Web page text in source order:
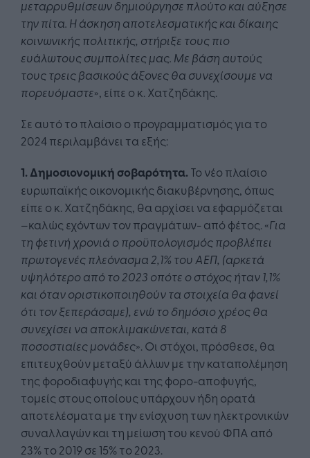
μεταρρυθμίσεων δημιούργησε πλούτο και αύξησε
την πίτα. Η άσκηση αποτελεσματικής και δίκαιης
κοινωνικής πολιτικής, στήριξε τους πιο
ευάλωτους συμπολίτες μας. Με βάση αυτούς
τους τρεις βασικούς άξονες θα συνεχίσουμε να
πορευόμαστε», είπε ο κ. Χατζηδάκης.
Σε αυτό το πλαίσιο ο προγραμματισμός για το
2024 περιλαμβάνει τα εξής:
1. Δημοσιονομική σοβαρότητα.Το νέο πλαίσιο
ευρωπαϊκής οικονομικής διακυβέρνησης, όπως
είπε ο κ. Χατζηδάκης, θα αρχίσει να εφαρμόζεται
–καλώς εχόντων τον πραγμάτων- από φέτος. «Για
τη φετινή χρονιά ο προϋπολογισμός προβλέπει
πρωτογενές πλεόνασμα 2,1% του ΑΕΠ, (αρκετά
υψηλότερο από το 2023 οπότε ο στόχος ήταν 1,1%
και όταν οριστικοποιηθούν τα στοιχεία θα φανεί
ότι τον ξεπεράσαμε), ενώ το δημόσιο χρέος θα
συνεχίσει να αποκλιμακώνεται, κατά 8
ποσοστιαίες μονάδες». Οι στόχοι, πρόσθεσε, θα
επιτευχθούν μεταξύ άλλων με την καταπολέμηση
της φοροδιαφυγής και της φορο-αποφυγής,
τομείς στους οποίους υπάρχουν ήδη ορατά
αποτελέσματα με την ενίσχυση των ηλεκτρονικών
συναλλαγών και τη μείωση του κενού ΦΠΑ από
23% το 2019 σε 15% το 2023.